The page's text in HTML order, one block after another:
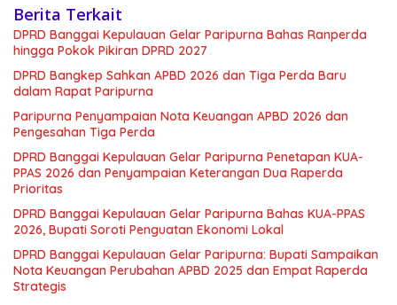
Berita Terkait
DPRD Banggai Kepulauan Gelar Paripurna Bahas Ranperda
hingga Pokok Pikiran DPRD 2027
DPRD Bangkep Sahkan APBD 2026 dan Tiga Perda Baru
dalam Rapat Paripurna
Paripurna Penyampaian Nota Keuangan APBD 2026 dan
Pengesahan Tiga Perda
DPRD Banggai Kepulauan Gelar Paripurna Penetapan KUA-
PPAS 2026 dan Penyampaian Keterangan Dua Raperda
Prioritas
DPRD Banggai Kepulauan Gelar Paripurna Bahas KUA-PPAS
2026, Bupati Soroti Penguatan Ekonomi Lokal
DPRD Banggai Kepulauan Gelar Paripurna: Bupati Sampaikan
Nota Keuangan Perubahan APBD 2025 dan Empat Raperda
Strategis